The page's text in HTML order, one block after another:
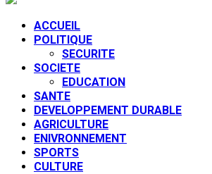
ACCUEIL
POLITIQUE
SECURITE
SOCIETE
EDUCATION
SANTE
DEVELOPPEMENT DURABLE
AGRICULTURE
ENIVRONNEMENT
SPORTS
CULTURE